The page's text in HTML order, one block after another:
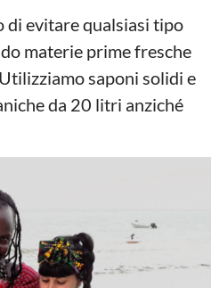
di evitare qualsiasi tipo
materie prime fresche
saponi solidi e
da 20 litri anziché